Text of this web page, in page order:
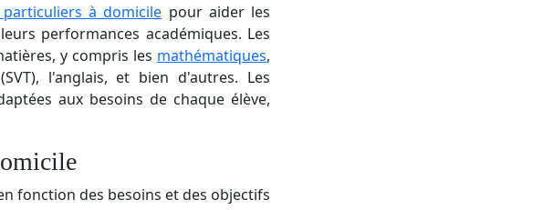
à domicile pour aider les
performances académiques. Les
y compris les mathématiques,
l'anglais, et bien d'autres. Les
aux besoins de chaque élève,
fonction des besoins et des objectifs